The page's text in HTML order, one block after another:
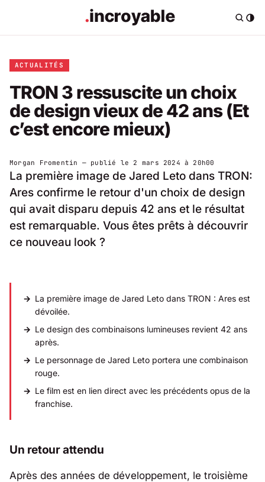
ACTUALITÉS
TRON 3 ressuscite un choix
de design vieux de 42 ans (Et
c’est encore mieux)
Morgan Fromentin — publié le 2 mars 2024 à 20h00
La première image de Jared Leto dans TRON:
Ares confirme le retour d'un choix de design
qui avait disparu depuis 42 ans et le résultat
est remarquable. Vous êtes prêts à découvrir
ce nouveau look ?
La première image de Jared Leto dans TRON : Ares est
dévoilée.
Le design des combinaisons lumineuses revient 42 ans
après.
Le personnage de Jared Leto portera une combinaison
rouge.
Le film est en lien direct avec les précédents opus de la
franchise.
Un retour attendu
Après des années de développement, le troisième